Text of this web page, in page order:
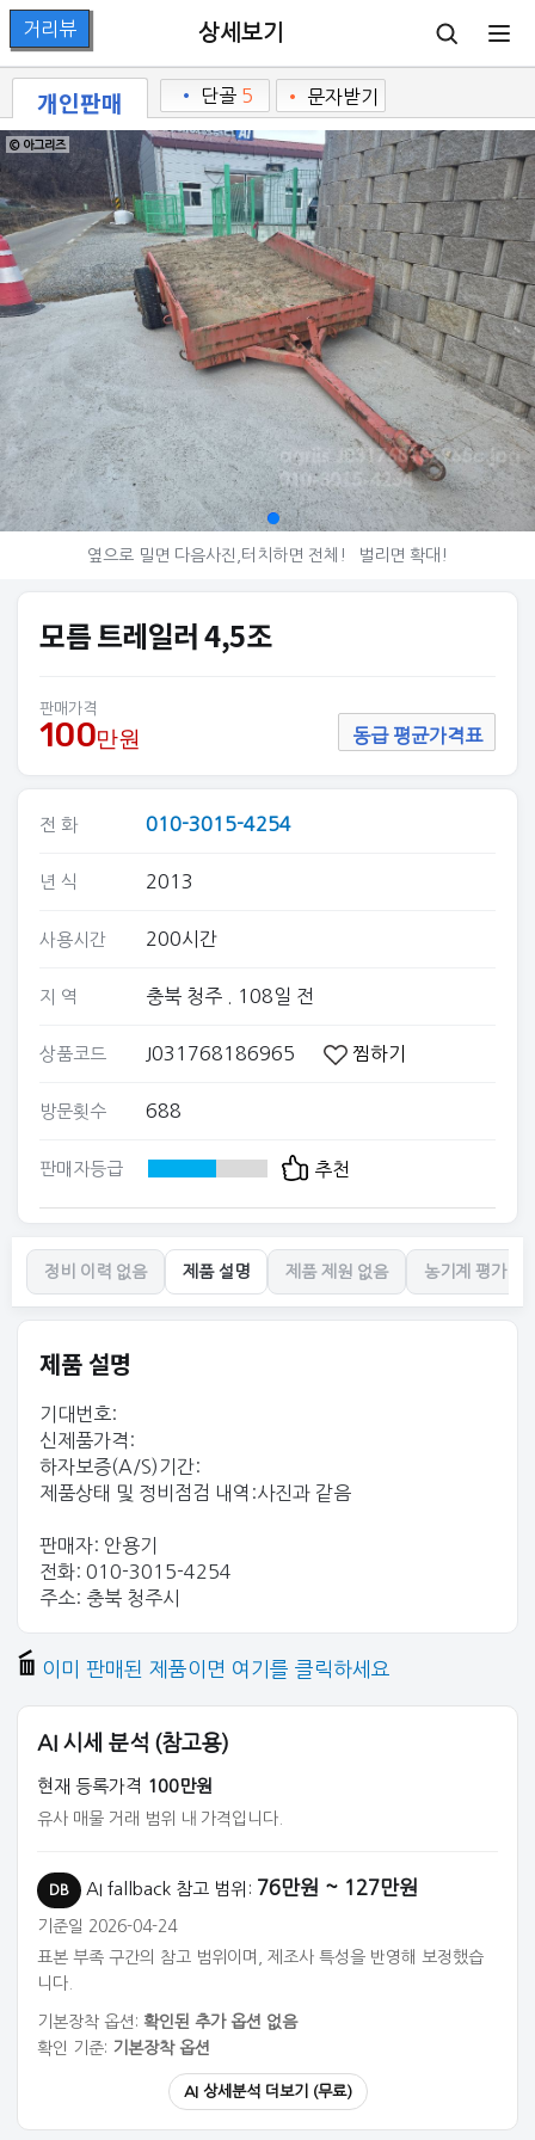
상세보기
개인판매 • 단골 5 • 문자받기
© 아그리즈
옆으로 밀면 다음사진,터치하면 전체! 벌리면 확대!
모름 트레일러 4,5조
판매가격
100만원 동급 평균가격표
전 화 010-3015-4254
년 식 2013
사용시간 200시간
지 역 충북 청주 . 108일 전
상품코드 J031768186965 찜하기
방문횟수 688
판매자등급 추천
정비 이력 없음 제품 설명 제품 제원 없음 농기계 평가 없
제품 설명
기대번호:
신제품가격:
하자보증(A/S)기간:
제품상태 및 정비점검 내역:사진과 같음
판매자: 안용기
전화: 010-3015-4254
주소: 충북 청주시
이미 판매된 제품이면 여기를 클릭하세요
AI 시세 분석 (참고용)
현재 등록가격 100만원
유사 매물 거래 범위 내 가격입니다.
DB AI fallback 참고 범위: 76만원 ~ 127만원
기준일 2026-04-24
표본 부족 구간의 참고 범위이며, 제조사 특성을 반영해 보정했습
니다.
기본장착 옵션: 확인된 추가 옵션 없음
확인 기준: 기본장착 옵션
AI 상세분석 더보기 (무료)